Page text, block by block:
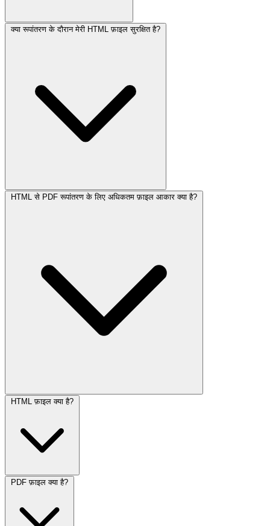
क्या रूपांतरण के दौरान मेरी HTML फ़ाइल सुरक्षित है?
HTML से PDF रूपांतरण के लिए अधिकतम फ़ाइल आकार क्या है?
HTML फ़ाइल क्या है?
PDF फ़ाइल क्या है?